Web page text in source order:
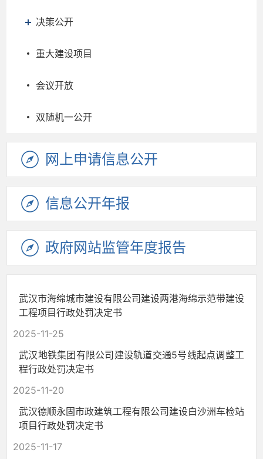
决策公开
重大建设项目
会议开放
双随机一公开
网上申请信息公开
信息公开年报
政府网站监管年度报告
武汉市海绵城市建设有限公司建设两港海绵示范带建设
工程项目行政处罚决定书
2025-11-25
武汉地铁集团有限公司建设轨道交通5号线起点调整工
程行政处罚决定书
2025-11-20
武汉德顺永固市政建筑工程有限公司建设白沙洲车检站
项目行政处罚决定书
2025-11-17